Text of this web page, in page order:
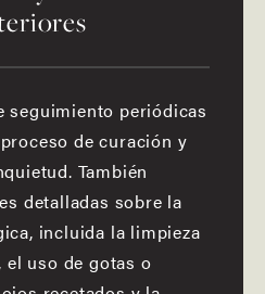
seguimiento periódicas
de curación y
También
detalladas sobre la
incluida la limpieza
el uso de gotas o